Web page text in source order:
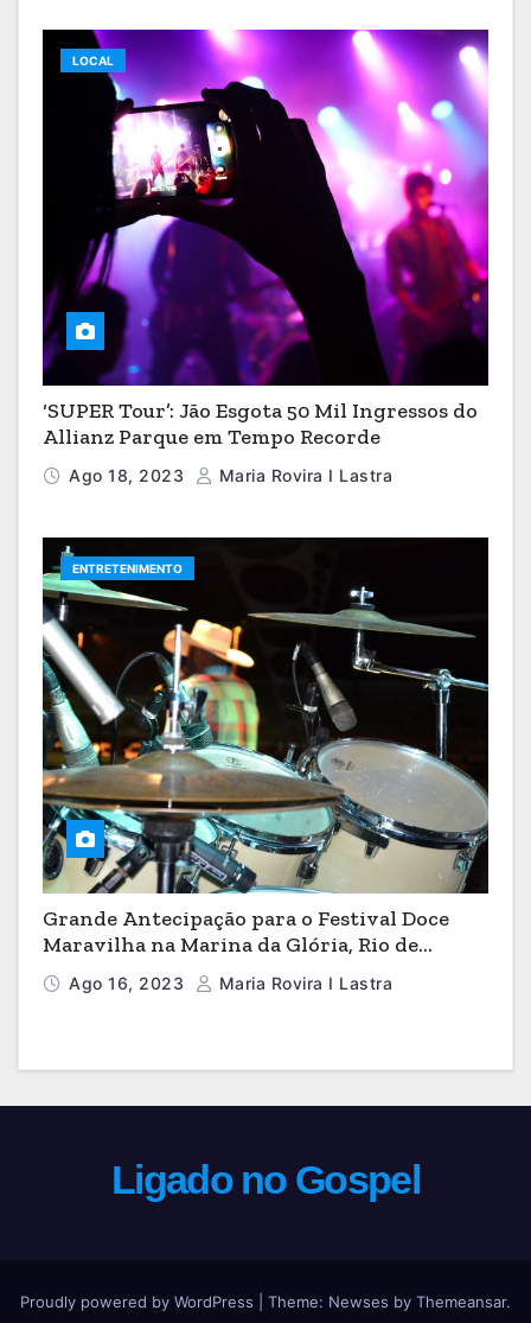
LOCAL
‘SUPER Tour’: Jão Esgota 50 Mil Ingressos do
Allianz Parque em Tempo Recorde
Ago 18, 2023 Maria Rovira I Lastra
ENTRETENIMENTO
Grande Antecipação para o Festival Doce
Maravilha na Marina da Glória, Rio de
Janeiro
Ago 16, 2023 Maria Rovira I Lastra
Ligado no Gospel
Proudly powered by WordPress Theme: Newses by Themeansar.